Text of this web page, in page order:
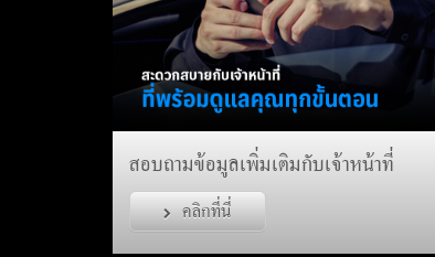
สอบถามข้อมูลเพิ่มเติมกับเจ้าหน้าที่
คลิกที่นี่